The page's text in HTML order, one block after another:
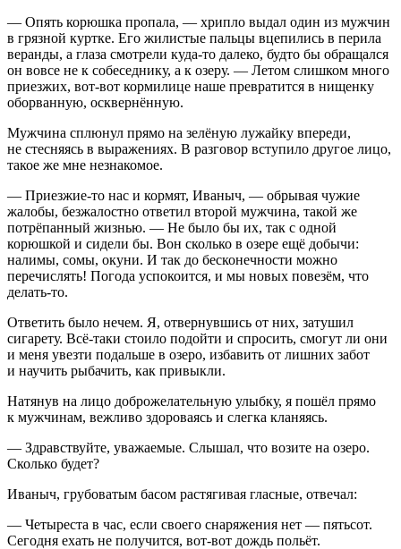
— Опять корюшка пропала, — хрипло выдал один из мужчин
в грязной куртке. Его жилистые пальцы вцепились в перила
веранды, а глаза смотрели куда-то далеко, будто бы обращался
он вовсе не к собеседнику, а к озеру. — Летом слишком много
приезжих, вот-вот кормилице наше превратится в нищенку
оборванную, осквернённую.
Мужчина сплюнул прямо на зелёную лужайку впереди,
не стесняясь в выражениях. В разговор вступило другое лицо,
такое же мне незнакомое.
— Приезжие-то нас и кормят, Иваныч, — обрывая чужие
жалобы, безжалостно ответил второй мужчина, такой же
потрёпанный жизнью. — Не было бы их, так с одной
корюшкой и сидели бы. Вон сколько в озере ещё добычи:
налимы, сомы, окуни. И так до бесконечности можно
перечислять! Погода успокоится, и мы новых повезём, что
делать-то.
Ответить было нечем. Я, отвернувшись от них, затушил
сигарету. Всё-таки стоило подойти и спросить, смогут ли они
и меня увезти подальше в озеро, избавить от лишних забот
и научить рыбачить, как привыкли.
Натянув на лицо доброжелательную улыбку, я пошёл прямо
к мужчинам, вежливо здороваясь и слегка кланяясь.
— Здравствуйте, уважаемые. Слышал, что возите на озеро.
Сколько будет?
Иваныч, грубоватым басом растягивая гласные, отвечал:
— Четыреста в час, если своего снаряжения нет — пятьсот.
Сегодня ехать не получится, вот-вот дождь польёт.